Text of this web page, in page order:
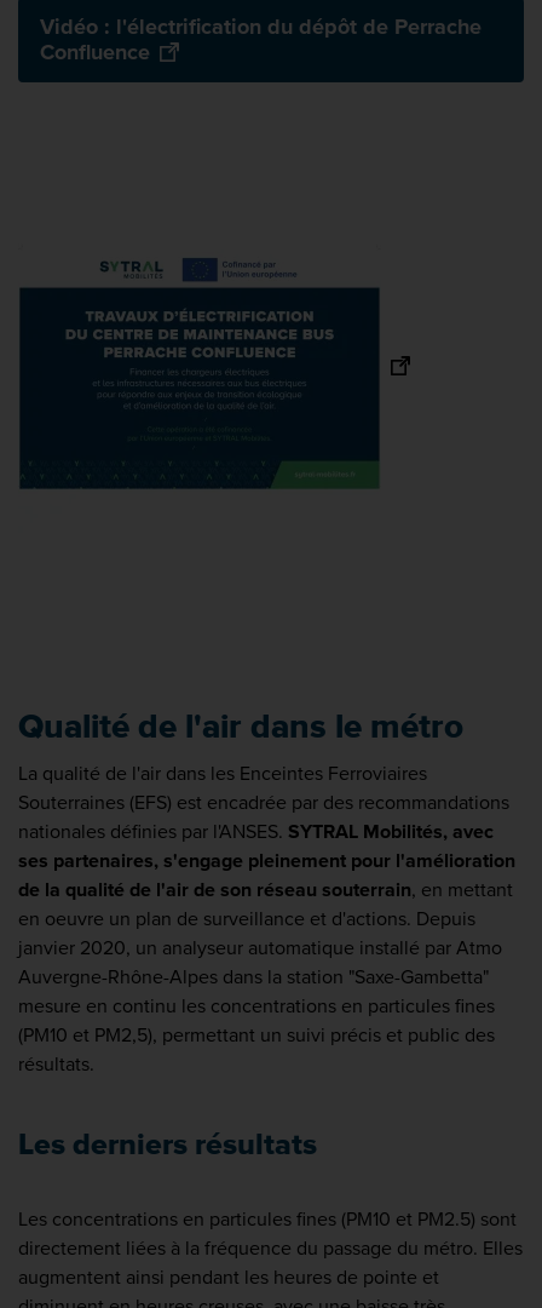
Vidéo : l'électrification du dépôt de Perrache
Confluence
Qualité de l'air dans le métro
La qualité de l'air dans les Enceintes Ferroviaires
Souterraines (EFS) est encadrée par des recommandations
nationales définies par l'ANSES. SYTRAL Mobilités, avec
ses partenaires, s'engage pleinement pour l'amélioration
de la qualité de l'air de son réseau souterrain, en mettant
en oeuvre un plan de surveillance et d'actions. Depuis
janvier 2020, un analyseur automatique installé par Atmo
Auvergne-Rhône-Alpes dans la station "Saxe-Gambetta"
mesure en continu les concentrations en particules fines
(PM10 et PM2,5), permettant un suivi précis et public des
résultats.
Les derniers résultats
Les concentrations en particules fines (PM10 et PM2.5) sont
directement liées à la fréquence du passage du métro. Elles
augmentent ainsi pendant les heures de pointe et